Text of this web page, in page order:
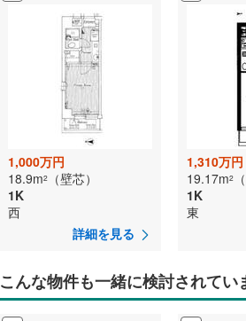
1,000万円
18.9m2
（壁芯）
1K
西
詳細を見る
1,310万円
19.17m2
1K
東
こんな物件も一緒に検討されてい